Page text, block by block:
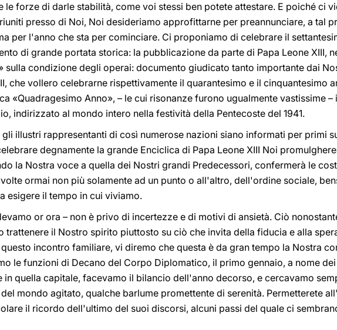
le forze di darle stabilità, come voi stessi ben potete attestare. E poiché ci
presso di Noi, Noi desideriamo approfittarne per preannunciare, a tal
per l'anno che sta per cominciare. Ci proponiamo di celebrare il
di grande portata storica: la pubblicazione da parte di Papa Leone XIII,
sulla condizione degli operai: documento giudicato tanto importante dai
che vollero celebrarne rispettivamente il quarantesimo e il cinquantesimo
«Quadragesimo Anno», – le cui risonanze furono ugualmente vastissime –
indirizzato al mondo intero nella festività della Pentecoste del 1941.
illustri rappresentanti di così numerose nazioni siano informati per primi
degnamente la grande Enciclica di Papa Leone XIII Noi
la Nostra voce a quella dei Nostri grandi Predecessori, confermerà le
ormai non più solamente ad un punto o all'altro, dell'ordine sociale,
esigere il tempo in cui viviamo.
or ora – non è privo di incertezze e di motivi di ansietà. Ciò
trattenere il Nostro spirito piuttosto su ciò che invita della fiducia e alla
incontro familiare, vi diremo che questa è da gran tempo la Nostra
le funzioni di Decano del Corpo Diplomatico, il primo gennaio, a nome
in quella capitale, facevamo il bilancio dell'anno decorso, e cercavamo
mondo agitato, qualche barlume promettente di serenità. Permetterete
il ricordo dell'ultimo del suoi discorsi, alcuni passi del quale ci